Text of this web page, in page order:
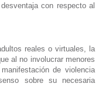
con respecto al
reales o virtuales, la
al no involucrar menores
de violencia
sobre su necesaria